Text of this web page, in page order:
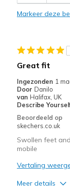
Beste
Casual Wear
Sizing
View On Shoes
Markeer deze
Great fit
Ingezonden 1
Door Danilo
van Halifax, UK
Describe
Beoordeeld op
skechers.co.uk
Swollen feet
mobile
Vertaling
Meer details